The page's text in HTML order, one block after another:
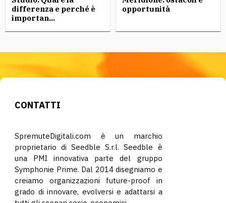
differenza e perché è
importan...
opportunità
CONTATTI
SpremuteDigitali.com è un marchio
proprietario di Seedble S.r.l. Seedble è
una PMI innovativa parte del gruppo
Symphonie Prime. Dal 2014 disegniamo e
creiamo organizzazioni future-proof in
grado di innovare, evolversi e adattarsi a